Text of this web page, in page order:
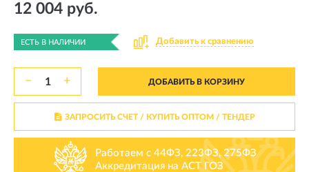
12 004 руб.
ЕСТЬ В НАЛИЧИИ Добавить к сравнению
− + ДОБАВИТЬ В КОРЗИНУ
ЗАПРОСИТЬ СЧЕТ / КУПИТЬ ОПТОМ/ ТЕНДЕР
Работаем с 44ФЗ, 223ФЗ, 275ФЗ
Аккредитация на АСТ ГОЗ